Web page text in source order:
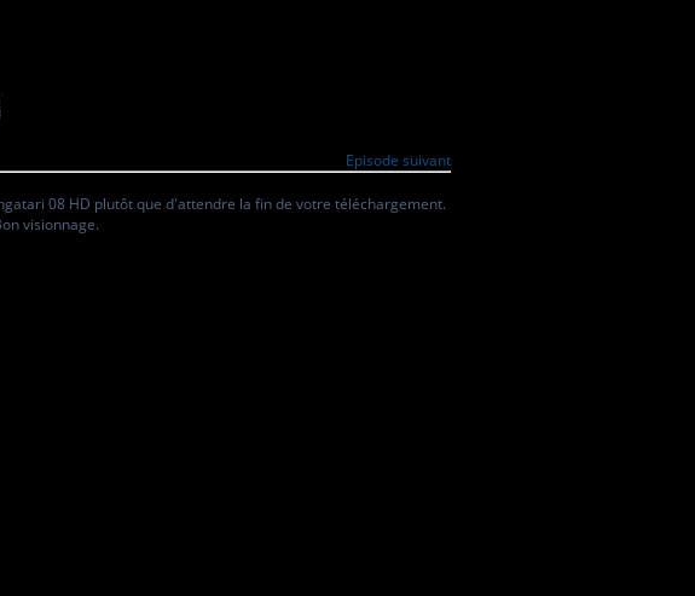
Episode suivant
08 HD plutôt que d'attendre la fin de votre téléchargement.
visionnage.